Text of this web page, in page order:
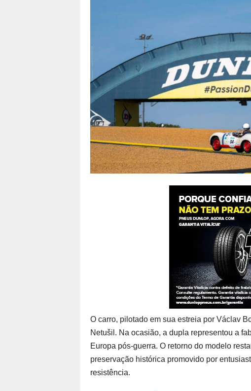
O carro, pilotado em sua estreia por Václav
Netušil. Na ocasião, a dupla representou a
Europa pós-guerra. O retorno do modelo
preservação histórica promovido por
resistência.